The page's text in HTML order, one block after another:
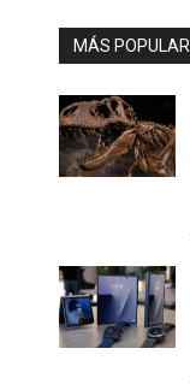
MÁS POPULAR